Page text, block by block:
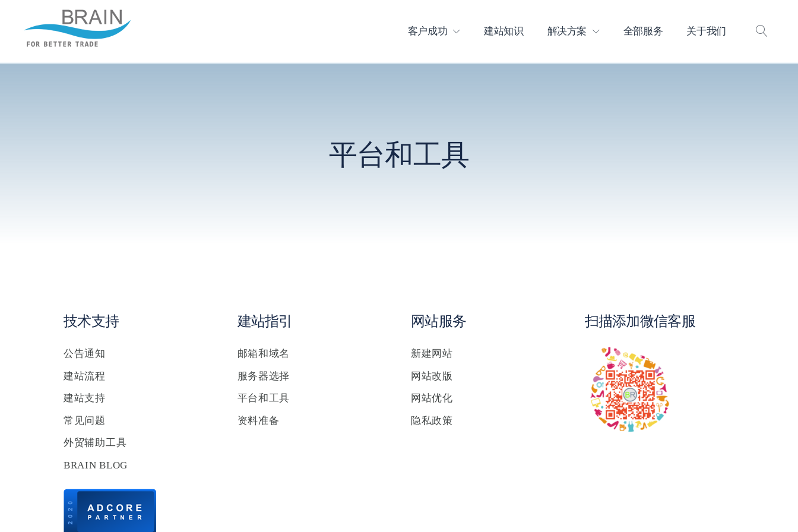
布瑞恩 – 企业建站 客户成功 建站知识 解决方案 全部服务 关于我们
搜
平台和工具
技术支持
公告通知
建站流程
建站支持
常见问题
外贸辅助工具
BRAIN BLOG
建站指引
邮箱和域名
服务器选择
平台和工具
资料准备
网站服务
新建网站
网站改版
网站优化
隐私政策
扫描添加微信客服